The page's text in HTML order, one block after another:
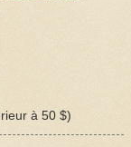
à 50 $)